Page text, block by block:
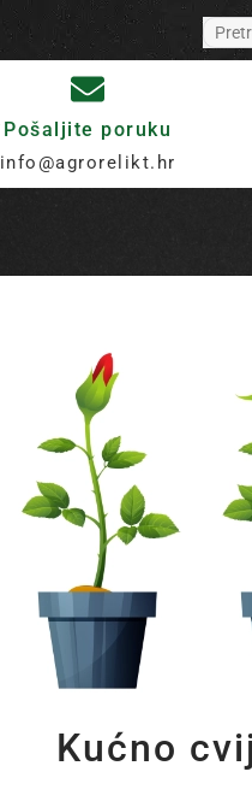
Pošaljite poruku
info@agrorelikt.hr
Kućno